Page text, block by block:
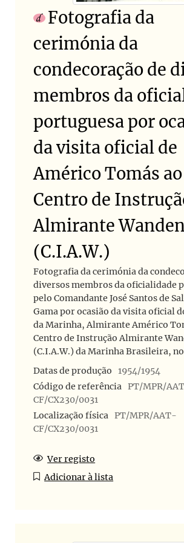
Fotografia da
cerimónia da
condecoração de
membros da
portuguesa por
da visita oficial de
Américo Tomás ao
Centro de
Almirante
(C.I.A.W.)
Fotografia da cerimónia da
diversos membros da oficialidade
pelo Comandante José Santos de
Gama por ocasião da visita oficial
da Marinha, Almirante Américo
Centro de Instrução Almirante
(C.I.A.W.) da Marinha Brasileira,
Datas de produção
1954/1954
Código de referência PT/MPR/
CF/CX230/0031
Localização física PT/MPR/AAT-
CF/CX230/0031
Ver registo
Adicionar à lista